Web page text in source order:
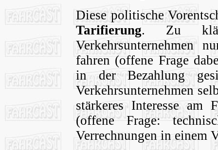
Diese politische
Tarifierung. Zu
Verkehrsunternehmen
fahren (offene Frage
in der Bezahlung
Verkehrsunternehmen
stärkeres Interesse am
(offene Frage:
Verrechnungen in einem